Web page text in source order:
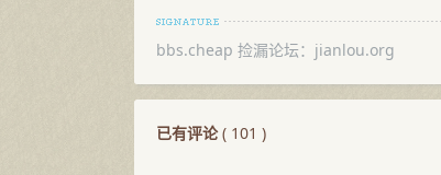
bbs.cheap 捡漏论坛：jianlou.org
已有评论( 101 )